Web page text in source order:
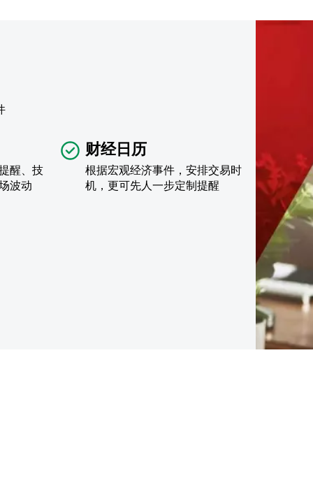
醒、技
波动
财经日历
根据宏观经济事件，安排交易时
机，更可先人一步定制提醒